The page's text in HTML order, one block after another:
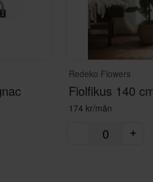
Redeko Flowers
Fiolfikus 140
174 kr/mån